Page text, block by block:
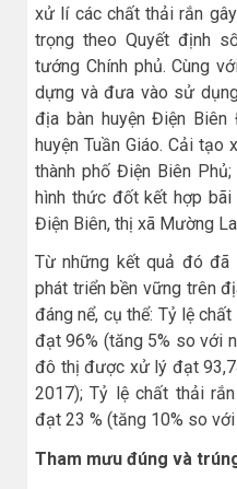
xử lí các chất thải rắn
trọng theo Quyết định
tướng Chính phủ. Cùng
dựng và đưa vào sử
địa bàn huyện Điện Biên
huyện Tuần Giáo. Cải
thành phố Điện Biên
hình thức đốt kết hợp
Điện Biên, thị xã Mường
Từ những kết quả đó đã
phát triển bền vững trên
đáng nể, cụ thể: Tỷ lệ
đạt 96% (tăng 5% so với
đô thị được xử lý đạt
2017); Tỷ lệ chất thải
đạt 23 % (tăng 10% so
Tham mưu đúng và